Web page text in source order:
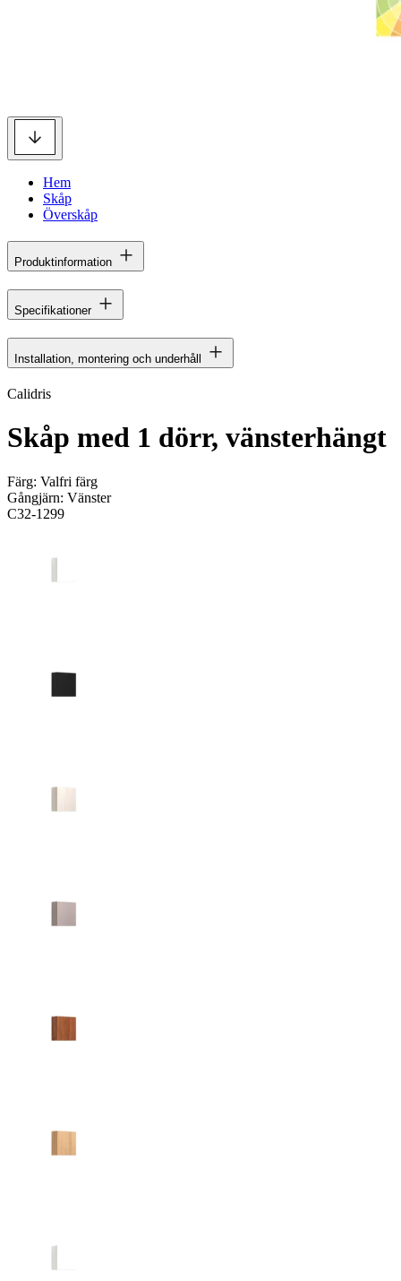
Hem
Skåp
Överskåp
Produktinformation
Specifikationer
Installation, montering och underhåll
Calidris
Skåp med 1 dörr, vänsterhängt
Färg: Valfri färg
Gångjärn: Vänster
C32-1299